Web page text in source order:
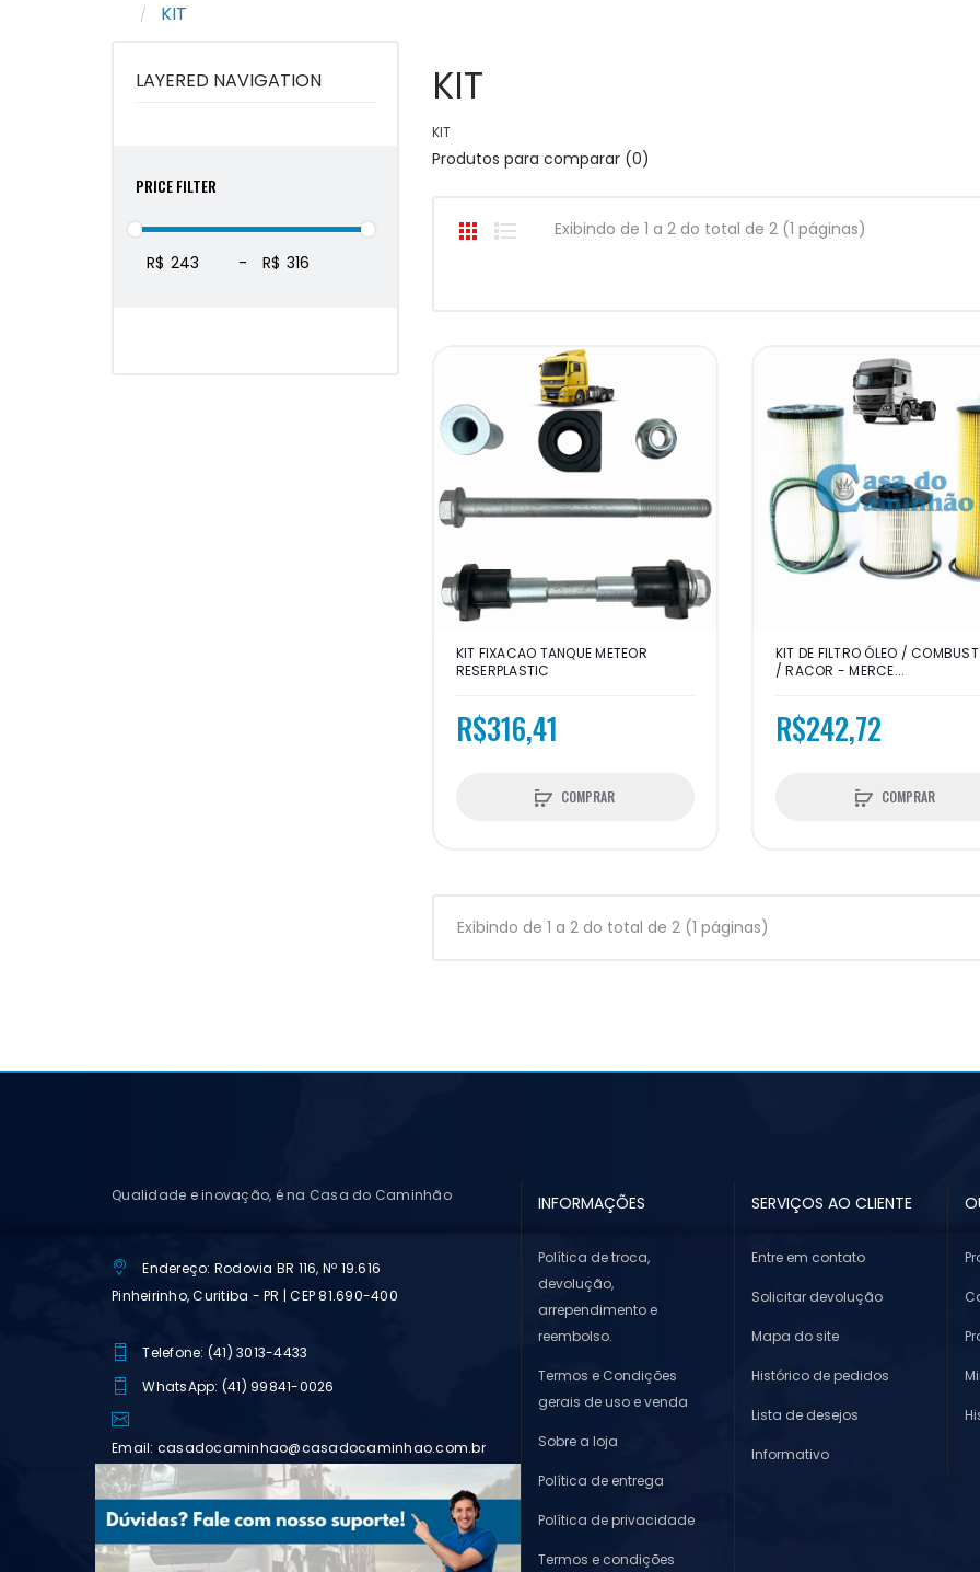
KIT
LAYERED NAVIGATION
PRICE FILTER
R$ - R$
KIT
KIT
Produtos para comparar (0)
Exibindo de 1 a 2 do total de 2 (1 páginas)
KIT FIXACAO TANQUE METEOR
RESERPLASTIC
R$316,41
COMPRAR
KIT DE FILTRO ÓLEO /
/ RACOR - MERCE...
R$242,72
COMPRAR
Exibindo de 1 a 2 do total de 2 (1 páginas)
Qualidade e inovação, é na Casa do Caminhão
Endereço: Rodovia BR 116, Nº 19.616
Pinheirinho, Curitiba - PR | CEP 81.690-400
Telefone: (41) 3013-4433
WhatsApp: (41) 99841-0026
Email: casadocaminhao@casadocaminhao.com.br
INFORMAÇÕES
Política de troca,
devolução,
arrependimento e
reembolso.
Termos e Condições
gerais de uso e venda
Sobre a loja
Política de entrega
Política de privacidade
Termos e condições
SERVIÇOS AO CLIENTE
Entre em contato
Solicitar devolução
Mapa do site
Histórico de pedidos
Lista de desejos
Informativo